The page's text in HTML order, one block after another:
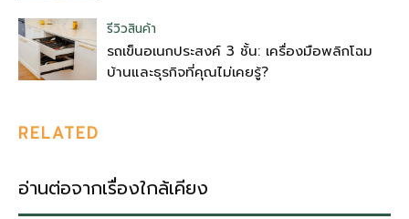
รีวิวสินค้า
รถเข็นอเนกประสงค์ 3 ชั้น: เครื่องมือพลิกโฉม
บ้านและธุรกิจที่คุณไม่เคยรู้?
RELATED
อ่านต่อจากเรื่องใกล้เคียง